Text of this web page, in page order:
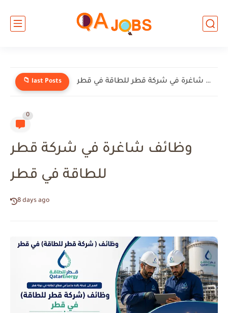
📁 last Posts وظائف شاغرة في شركة إنيرميك (EnerMech) في قطر
0
وظائف شاغرة في شركة قطر
للطاقة في قطر
8 days ago